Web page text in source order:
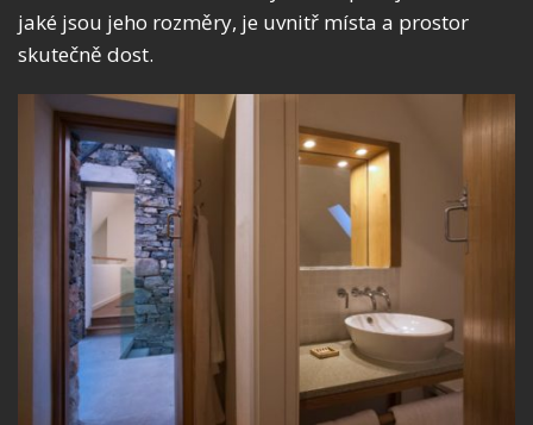
jaké jsou jeho rozměry, je uvnitř místa a prostor
skutečně dost.